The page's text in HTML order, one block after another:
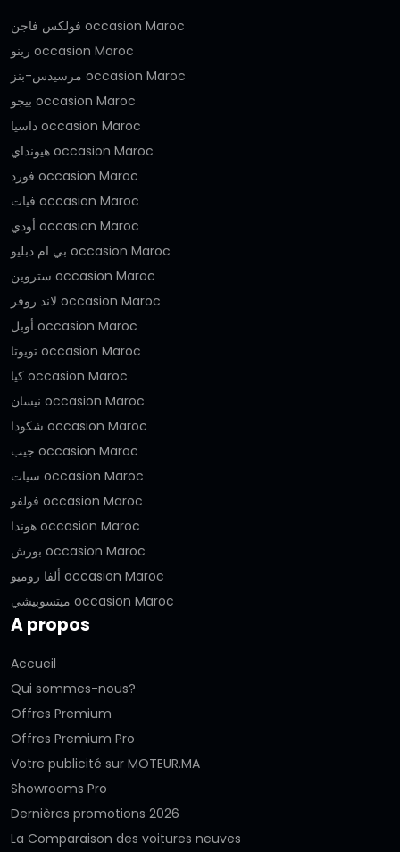
فولكس فاجن occasion Maroc
رينو occasion Maroc
مرسيدس-بنز occasion Maroc
بيجو occasion Maroc
داسيا occasion Maroc
هيونداي occasion Maroc
فورد occasion Maroc
فيات occasion Maroc
أودي occasion Maroc
بي ام دبليو occasion Maroc
ستروين occasion Maroc
لاند روفر occasion Maroc
أوبل occasion Maroc
تويوتا occasion Maroc
كيا occasion Maroc
نيسان occasion Maroc
شكودا occasion Maroc
جيب occasion Maroc
سيات occasion Maroc
فولفو occasion Maroc
هوندا occasion Maroc
بورش occasion Maroc
ألفا روميو occasion Maroc
ميتسوبيشي occasion Maroc
A propos
Accueil
Qui sommes-nous?
Offres Premium
Offres Premium Pro
Votre publicité sur MOTEUR.MA
Showrooms Pro
Dernières promotions 2026
La Comparaison des voitures neuves